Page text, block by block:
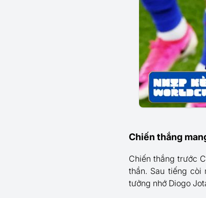
Chiến thắng
Chiến thắng trước
thần. Sau tiếng còi
tưởng nhớ Diogo